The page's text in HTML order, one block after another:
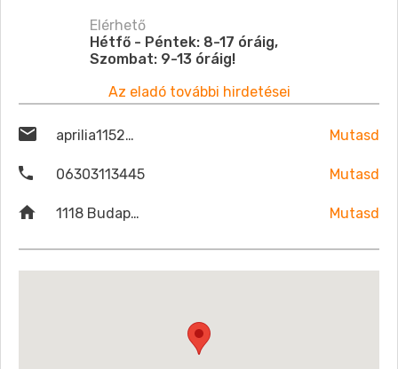
Elérhető
Hétfő - Péntek: 8-17 óráig,
Szombat: 9-13 óráig!
Az eladó további hirdetései
aprilia1152@gmail.com Mutasd
06303113445 Mutasd
1118 Budapest, Budaörsi út 52. Mutasd